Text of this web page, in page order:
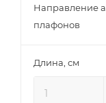
Кузнечное
Направление
плафонов
Длина, см